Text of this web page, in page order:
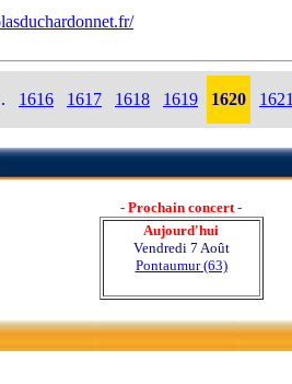
1616 1617 1618 1619 1620
- Prochain concert -
Aujourd'hui
Vendredi 7 Août
Pontaumur (63)